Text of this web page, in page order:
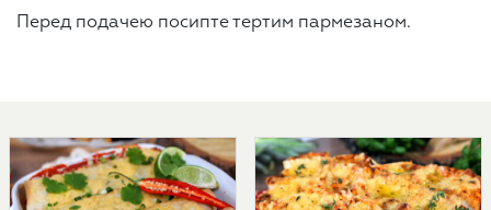
Перед подачею посипте тертим пармезаном.